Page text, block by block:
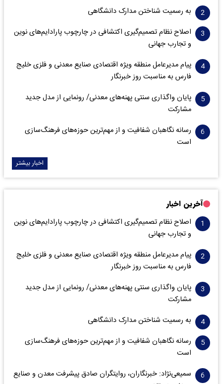
به رسمیت شناختن مدارک دانشگاهی
اصلاح نظام تصمیم‌گیری اکتشافی در چارچوب پارادایم‌های نوین
و تجارب جهانی
پیام مدیرعامل منطقه ویژه اقتصادی صنایع معدنی و فلزی خلیج
فارس به مناسبت روز خبرنگار‌
پایان واگذاری‌ سنتی پهنه‌های معدنی/ رونمایی از مدل جدید
مشارکت
رسانه نگاهبان شفافیت و از مهم‌ترین حوزه‌های فرهنگ‌سازی
است
اخبار بیشتر
آخرین اخبار
اصلاح نظام تصمیم‌گیری اکتشافی در چارچوب پارادایم‌های نوین
و تجارب جهانی
پیام مدیرعامل منطقه ویژه اقتصادی صنایع معدنی و فلزی خلیج
فارس به مناسبت روز خبرنگار‌
پایان واگذاری‌ سنتی پهنه‌های معدنی/ رونمایی از مدل جدید
مشارکت
به رسمیت شناختن مدارک دانشگاهی
رسانه نگاهبان شفافیت و از مهم‌ترین حوزه‌های فرهنگ‌سازی
است
سمیعی‌نژاد: خبرنگاران، روایتگران صادق پیشرفت معدن و صنایع